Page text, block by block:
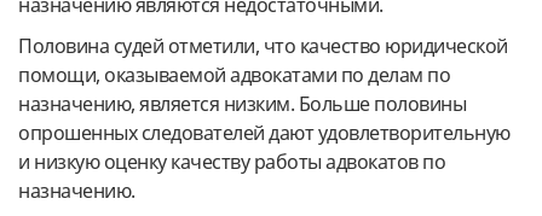
Половина судей отметили, что качество юридической
помощи, оказываемой адвокатами по делам по
назначению, является низким. Больше половины
опрошенных следователей дают удовлетворительную
и низкую оценку качеству работы адвокатов по
назначению.